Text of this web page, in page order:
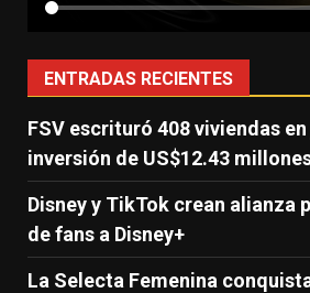
ENTRADAS RECIENTES
FSV escrituró 408 viviendas
inversión de US$12.43
Disney y TikTok crean alianza
de fans a Disney+
La Selecta Femenina